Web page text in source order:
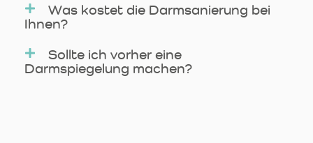
Was kostet die Darmsanierung bei
Ihnen?
Sollte ich vorher eine
Darmspiegelung machen?